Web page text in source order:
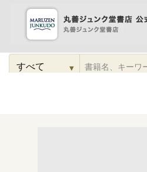
コンテンツに
進む
検
▾